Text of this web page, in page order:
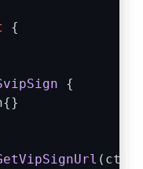
{
{
(ctx